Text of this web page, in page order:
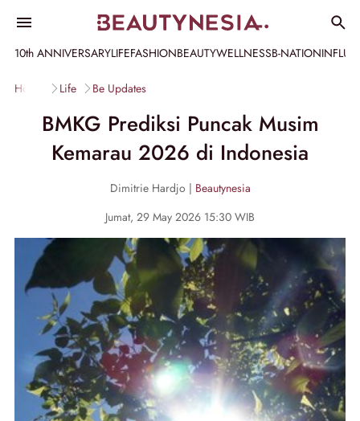
10th ANNIVERSARYLIFEFASHIONBEAUTYWELLNESSB-NATION
Home Life Be Updates
BMKG Prediksi Puncak Musim
Kemarau 2026 di Indonesia
Dimitrie Hardjo | Beautynesia
Jumat, 29 May 2026 15:30 WIB